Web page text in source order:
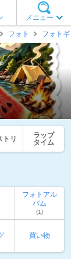
メニュー
フォト フォト
トリ
ラップ
タイム
フォトアル
バム
(1)
買い物